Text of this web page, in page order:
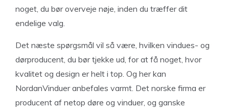
noget, du bør overveje nøje, inden du træffer dit
endelige valg.
Det næste spørgsmål vil så være, hvilken vindues- og
dørproducent, du bør tjekke ud, for at få noget, hvor
kvalitet og design er helt i top. Og her kan
NordanVinduer anbefales varmt. Det norske firma er
producent af netop døre og vinduer, og ganske